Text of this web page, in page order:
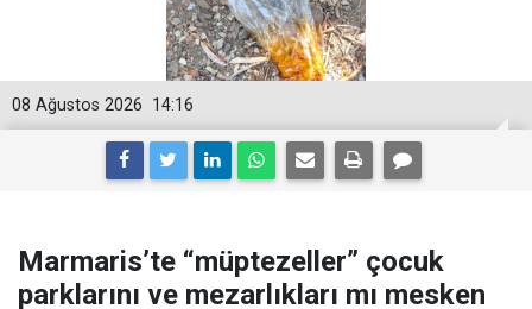
14:16
08 Ağustos 2026
Marmaris’te “müptezeller” çocuk
parklarını ve mezarlıkları mı mesken